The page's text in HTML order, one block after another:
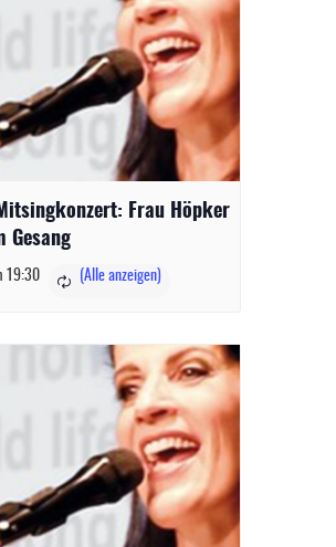
Frau Höpker
Gesang
19:30